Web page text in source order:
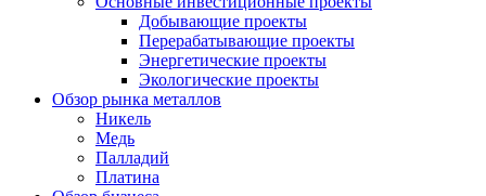
Добывающие проекты
Перерабатывающие проекты
Энергетические проекты
Экологические проекты
Обзор рынка металлов
Никель
Медь
Палладий
Платина